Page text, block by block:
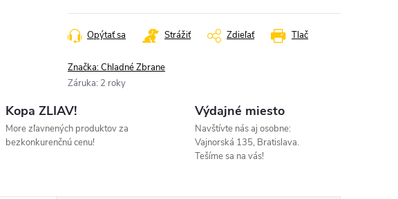
Tlač
Opýtať sa Strážiť Zdieľať
Značka:Chladné Zbrane
Záruka: 2 roky
Kopa ZLIAV!
More zľavnených produktov za
bezkonkurenčnú cenu!
Výdajné miesto
Navštívte nás aj osobne:
Vajnorská 135, Bratislava.
Tešíme sa na vás!